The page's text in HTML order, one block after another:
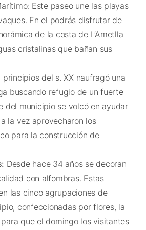
Este paseo une las playas
En el podrás disfrutar de
de la costa de L’Ametlla
cristalinas que bañan sus
principios del s. XX naufragó una
buscando refugio de un fuerte
del municipio se volcó en ayudar
la vez aprovecharon los
para la construcción de
Desde hace 34 años se decoran
con alfombras. Estas
las cinco agrupaciones de
confeccionadas por flores, la
que el domingo los visitantes